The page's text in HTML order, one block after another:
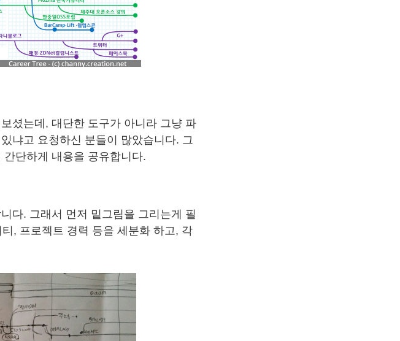
셨는데, 대단한 도구가 아니라 그냥 파
냐고 요청하신 분들이 많았습니다. 그
단하게 내용을 공유합니다.
다. 그래서 먼저 밑그림을 그리는게 필
, 프로젝트 경력 등을 세분화 하고, 각